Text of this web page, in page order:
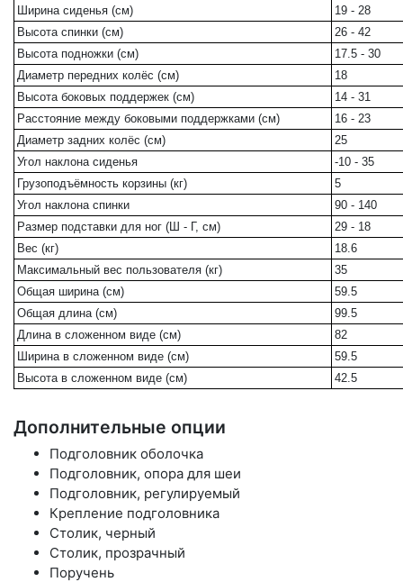
Ширина сиденья (см)
19 - 28
Высота спинки (см)
26 - 42
Высота подножки (см)
17.5 - 30
Диаметр передних колёс (см)
18
Высота боковых поддержек (см)
14 - 31
Расстояние между боковыми поддержками (см)
16 - 23
Диаметр задних колёс (см)
25
Угол наклона сиденья
-10 - 35
Грузоподъёмность корзины (кг)
5
Угол наклона спинки
90 - 140
Размер подставки для ног (Ш - Г, см)
29 - 18
Вес (кг)
18.6
Максимальный вес пользователя (кг)
35
Общая ширина (см)
59.5
Общая длина (см)
99.5
Длина в сложенном виде (см)
82
Ширина в сложенном виде (см)
59.5
Высота в сложенном виде (см)
42.5
Дополнительные опции
Подголовник оболочка
Подголовник, опора для шеи
Подголовник, регулируемый
Крепление подголовника
Столик, черный
Столик, прозрачный
Поручень